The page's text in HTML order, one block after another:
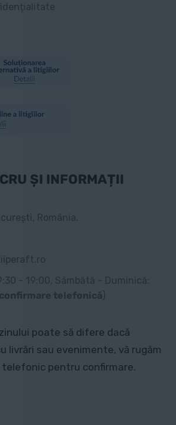
ȘI INFORMAȚII
România.
- 19:00, Sâmbătă - Duminică:
telefonică)
poate să difere dacă
livrări sau evenimente, vă rugăm
pentru confirmare.